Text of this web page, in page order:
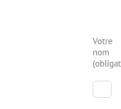
Votre
nom